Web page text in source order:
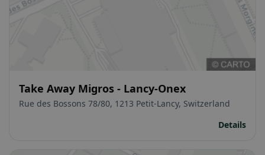
Take Away Migros - Lancy-Onex
Rue des Bossons 78/80, 1213 Petit-Lancy, Switzerland
Details